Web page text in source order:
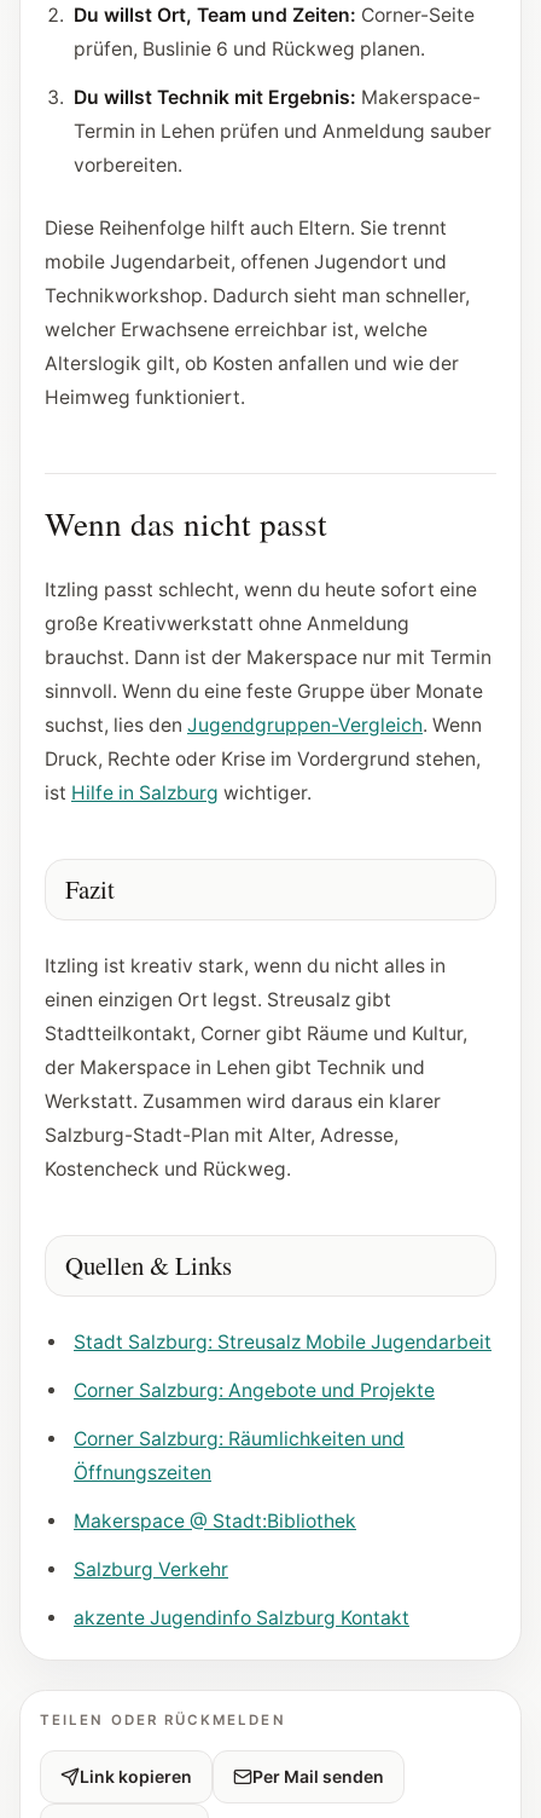
Du willst Ort, Team und Zeiten: Corner-Seite
prüfen, Buslinie 6 und Rückweg planen.
Du willst Technik mit Ergebnis: Makerspace-
Termin in Lehen prüfen und Anmeldung sauber
vorbereiten.
Diese Reihenfolge hilft auch Eltern. Sie trennt
mobile Jugendarbeit, offenen Jugendort und
Technikworkshop. Dadurch sieht man schneller,
welcher Erwachsene erreichbar ist, welche
Alterslogik gilt, ob Kosten anfallen und wie der
Heimweg funktioniert.
Wenn das nicht passt
Itzling passt schlecht, wenn du heute sofort eine
große Kreativwerkstatt ohne Anmeldung
brauchst. Dann ist der Makerspace nur mit Termin
sinnvoll. Wenn du eine feste Gruppe über Monate
suchst, lies den Jugendgruppen-Vergleich. Wenn
Druck, Rechte oder Krise im Vordergrund stehen,
ist Hilfe in Salzburg wichtiger.
Fazit
Itzling ist kreativ stark, wenn du nicht alles in
einen einzigen Ort legst. Streusalz gibt
Stadtteilkontakt, Corner gibt Räume und Kultur,
der Makerspace in Lehen gibt Technik und
Werkstatt. Zusammen wird daraus ein klarer
Salzburg-Stadt-Plan mit Alter, Adresse,
Kostencheck und Rückweg.
Quellen & Links
Stadt Salzburg: Streusalz Mobile Jugendarbeit
Corner Salzburg: Angebote und Projekte
Corner Salzburg: Räumlichkeiten und
Öffnungszeiten
Makerspace @ Stadt:Bibliothek
Salzburg Verkehr
akzente Jugendinfo Salzburg Kontakt
TEILEN ODER RÜCKMELDEN
Link kopieren Per Mail senden